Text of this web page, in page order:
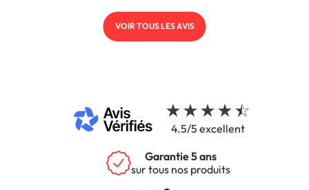
VOIR TOUS LES AVIS
4.5/5 excellent
Garantie 5 ans
sur tous nos produits